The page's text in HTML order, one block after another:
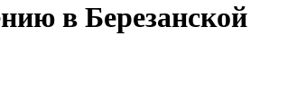
в Березанской